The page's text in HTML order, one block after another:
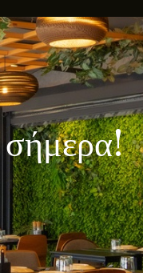
σήμερα!